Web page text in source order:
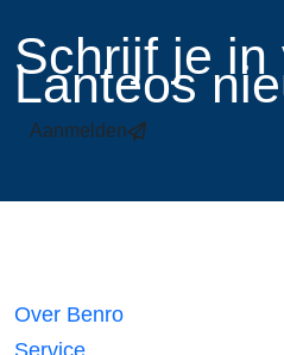
​Schrijf je in
Lanteos
Aanmelden
Over Benro